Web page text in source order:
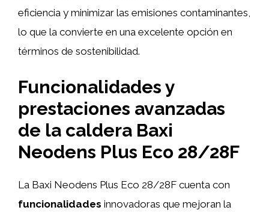
eficiencia y minimizar las emisiones contaminantes,
lo que la convierte en una excelente opción en
términos de sostenibilidad.
Funcionalidades y
prestaciones avanzadas
de la caldera Baxi
Neodens Plus Eco 28/28F
La Baxi Neodens Plus Eco 28/28F cuenta con
funcionalidades innovadoras que mejoran la